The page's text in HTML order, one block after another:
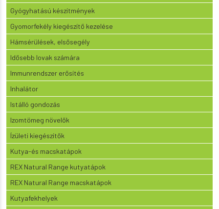
Gyógyhatású készítmények
Gyomorfekély kiegészítő kezelése
Hámsérülések, elsősegély
Idősebb lovak számára
Immunrendszer erősítés
Inhalátor
Istálló gondozás
Izomtömeg növelők
Ízületi kiegészítők
Kutya-és macskatápok
REX Natural Range kutyatápok
REX Natural Range macskatápok
Kutyafekhelyek